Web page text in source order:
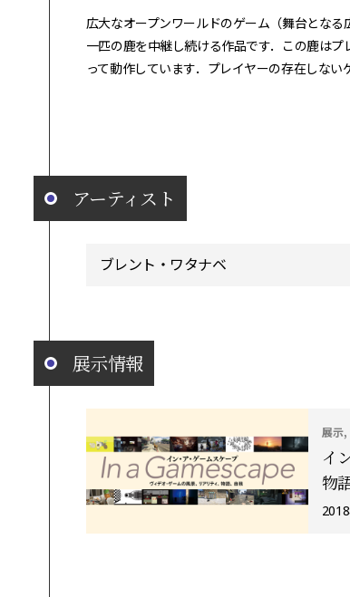
広大なオープンワールドのゲーム（舞台とな
一匹の鹿を中継し続ける作品です．この鹿は
って動作しています．プレイヤーの存在しない
アーティスト
ブレント・ワタナベ
展示情報
展示,
イ
物